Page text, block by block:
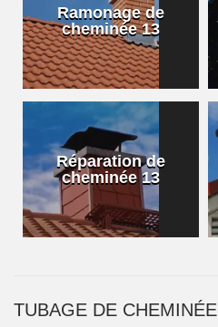
Ramonage de
cheminée 13
Réparation de
cheminée 13
TUBAGE DE CHEMINÉE